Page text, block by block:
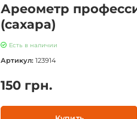
Ареометр
(сахара)
Есть в наличии
Артикул:123914
150 грн.